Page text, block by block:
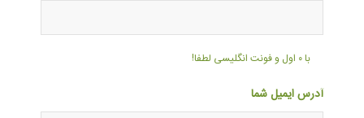
با ۰ اول و فونت انگلیسی لطفا!
آدرس ایمیل شما